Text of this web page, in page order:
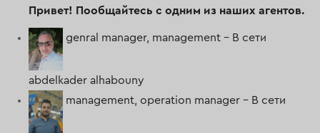
Привет! Пообщайтесь с одним из наших агентов.
genral manager, management - В сети
abdelkader alhabouny
management, operation manager - В сети